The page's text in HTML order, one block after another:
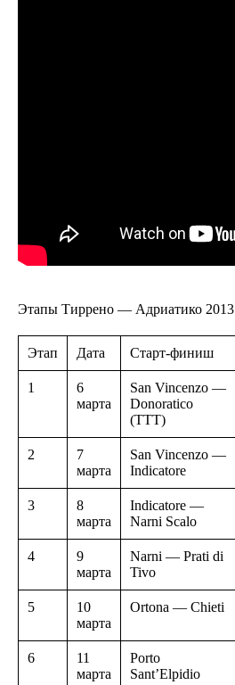
Этапы Тиррено — Адриатико 2013
Этап Дата Старт-финиш
1
6
марта
San Vincenzo —
Donoratico
(TTT)
2
7
марта
San Vincenzo —
Indicatore
3
8
марта
Indicatore —
Narni Scalo
4
9
марта
Narni — Prati di
Tivo
5
10
марта
Ortona — Chieti
6
11
марта
Porto
Sant’Elpidio